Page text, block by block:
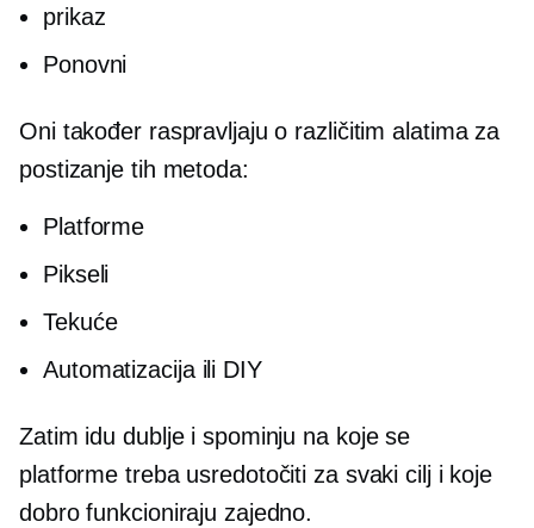
prikaz
Ponovni
Oni također raspravljaju o različitim alatima za
postizanje tih metoda:
Platforme
Pikseli
Tekuće
Automatizacija ili DIY
Zatim idu dublje i spominju na koje se
platforme treba usredotočiti za svaki cilj i koje
dobro funkcioniraju zajedno.